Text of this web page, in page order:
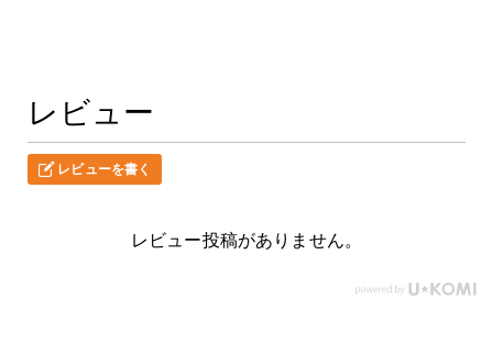
レビュー
レビューを書く
レビュー投稿がありません。